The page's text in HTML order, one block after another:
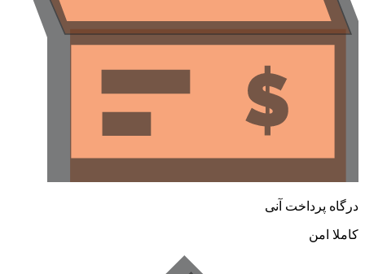
درگاه پرداخت آنی
کاملا امن